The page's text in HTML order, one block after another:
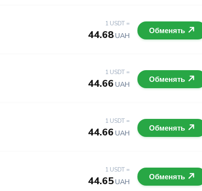
1 USDT =
44.68UAH
Обменять
1 USDT =
44.66 UAH
Обменять
1 USDT =
44.66 UAH
Обменять
1 USDT =
44.65UAH
Обменять